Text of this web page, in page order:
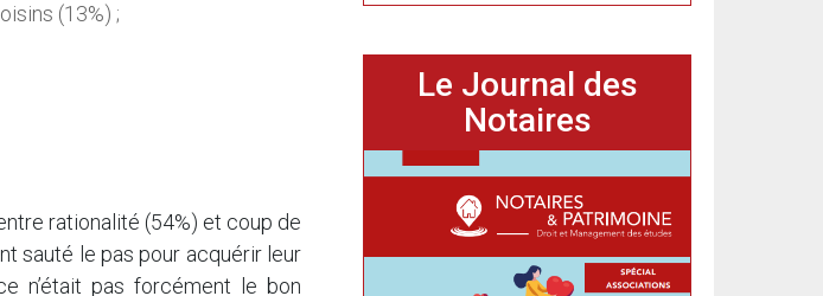
(13%) ;
rationalité (54%) et coup de
sauté le pas pour acquérir leur
n’était pas forcément le bon
Le Journal des
Notaires